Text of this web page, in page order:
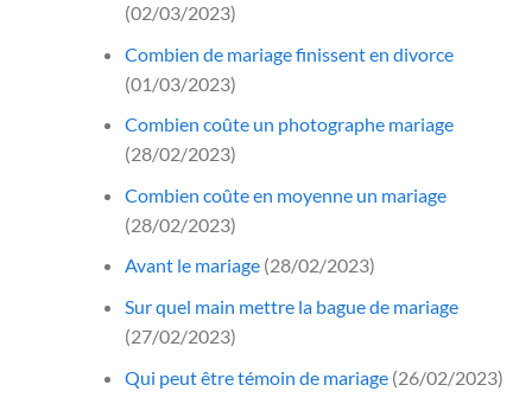
(02/03/2023)
Combien de mariage finissent en divorce
(01/03/2023)
Combien coûte un photographe mariage
(28/02/2023)
Combien coûte en moyenne un mariage
(28/02/2023)
Avant le mariage(28/02/2023)
Sur quel main mettre la bague de mariage
(27/02/2023)
Qui peut être témoin de mariage(26/02/2023)